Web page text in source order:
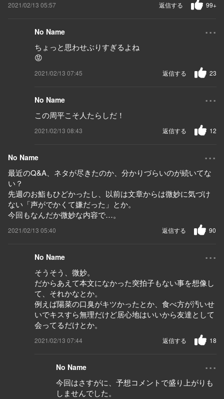
2021/02/13 05:57 99+
返信する
No Name ...
ちょっと思わせぶりすぎるよね
😡
2021/02/13 07:45 23
返信する
No Name ...
この周平こそ人たらしだ！
2021/02/13 08:43 12
返信する
No Name ...
最近のQ&A、ネタが尽きたのか、分かりづらいのが続いてな
い？
先週のお鮨もひどかったし、以前は文章からは微妙に気づけ
ない「声がでかくて嫌だった」とか。
今回もなんだか微妙な内容で…。
2021/02/13 05:40 90
返信する
No Name ...
そうそう、微妙。
だからあえて本文になかった突拍子もない事を想像し
て、それかなとか。
例えば陽菜の口臭がキツかったとか、食べ方が汚いせ
いでキスすら無理だけど居心地はいいから友達として
会ってるだけとか。
2021/02/13 07:44 18
返信する
No Name ...
今回はさすがに、予想コメントで盛り上がりも
しませんでした。